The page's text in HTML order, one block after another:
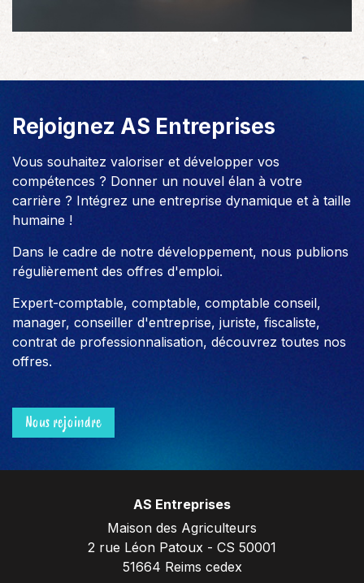
Rejoignez AS Entreprises
Vous souhaitez valoriser et développer vos
compétences ? Donner un nouvel élan à votre
carrière ? Intégrez une entreprise dynamique et à taille
humaine !
Dans le cadre de notre développement, nous publions
régulièrement des offres d'emploi.
Expert-comptable, comptable, comptable conseil,
manager, conseiller d'entreprise, juriste, fiscaliste,
contrat de professionnalisation, découvrez toutes nos
offres.
Nous rejoindre
AS Entreprises
Maison des Agriculteurs
2 rue Léon Patoux - CS 50001
51664 Reims cedex